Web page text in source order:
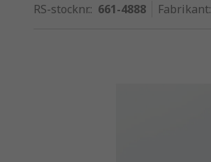
RS-stocknr.: 661-4888 Fabrikant: